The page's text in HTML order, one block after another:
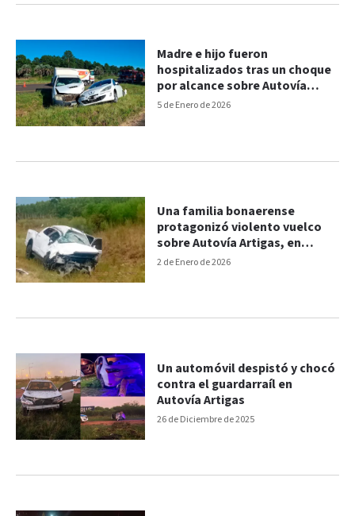
5 de Enero de 2026
Madre e hijo fueron
hospitalizados tras un choque
por alcance sobre Autovía
Artigas
2 de Enero de 2026
Una familia bonaerense
protagonizó violento vuelco
sobre Autovía Artigas, en
Ubajay
26 de Diciembre de 2025
Un automóvil despistó y chocó
contra el guardarraíl en
Autovía Artigas